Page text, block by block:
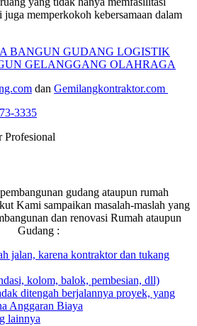
memperkokoh kebersamaan dalam
BANGUN GUDANG LOGISTIK
GELANGGANG OLAHRAGA
dan Gemilangkontraktor.com
3335
gudang ataupun rumah
Kami sampaikan masalah-maslah yang
dan renovasi Rumah ataupun
Gudang :
jalan, karena kontraktor dan tukang
kolom, balok, pembesian, dll)
ditengah berjalannya proyek, yang
Anggaran Biaya
lainnya